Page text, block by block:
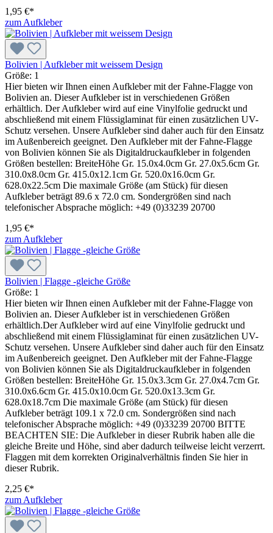
1,95 €*
zum Aufkleber
Bolivien | Aufkleber mit weissem Design
Größe: 1
Hier bieten wir Ihnen einen Aufkleber mit der Fahne-Flagge von
Bolivien an. Dieser Aufkleber ist in verschiedenen Größen
erhältlich. Der Aufkleber wird auf eine Vinylfolie gedruckt und
abschließend mit einem Flüssiglaminat für einen zusätzlichen UV-
Schutz versehen. Unsere Aufkleber sind daher auch für den Einsatz
im Außenbereich geeignet. Den Aufkleber mit der Fahne-Flagge
von Bolivien können Sie als Digitaldruckaufkleber in folgenden
Größen bestellen: BreiteHöhe Gr. 15.0x4.0cm Gr. 27.0x5.6cm Gr.
310.0x8.0cm Gr. 415.0x12.1cm Gr. 520.0x16.0cm Gr.
628.0x22.5cm Die maximale Größe (am Stück) für diesen
Aufkleber beträgt 89.6 x 72.0 cm. Sondergrößen sind nach
telefonischer Absprache möglich: +49 (0)33239 20700
1,95 €*
zum Aufkleber
Bolivien | Flagge -gleiche Größe
Größe: 1
Hier bieten wir Ihnen einen Aufkleber mit der Fahne-Flagge von
Bolivien an. Dieser Aufkleber ist in verschiedenen Größen
erhältlich.Der Aufkleber wird auf eine Vinylfolie gedruckt und
abschließend mit einem Flüssiglaminat für einen zusätzlichen UV-
Schutz versehen. Unsere Aufkleber sind daher auch für den Einsatz
im Außenbereich geeignet. Den Aufkleber mit der Fahne-Flagge
von Bolivien können Sie als Digitaldruckaufkleber in folgenden
Größen bestellen: BreiteHöhe Gr. 15.0x3.3cm Gr. 27.0x4.7cm Gr.
310.0x6.6cm Gr. 415.0x10.0cm Gr. 520.0x13.3cm Gr.
628.0x18.7cm Die maximale Größe (am Stück) für diesen
Aufkleber beträgt 109.1 x 72.0 cm. Sondergrößen sind nach
telefonischer Absprache möglich: +49 (0)33239 20700 BITTE
BEACHTEN SIE: Die Aufkleber in dieser Rubrik haben alle die
gleiche Breite und Höhe, sind aber dadurch teilweise leicht verzerrt.
Flaggen mit dem korrekten Originalverhältnis finden Sie hier in
dieser Rubrik.
2,25 €*
zum Aufkleber